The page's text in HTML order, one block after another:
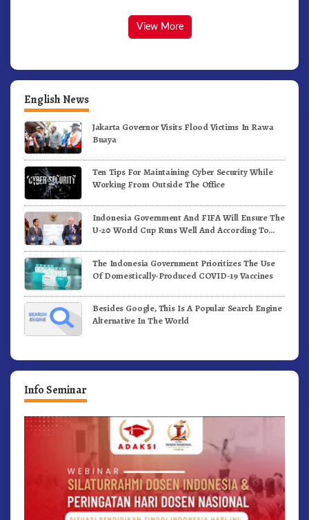
View More
English News
Jakarta Governor Visits Flood Victims In Rawa
Buaya
Ten Tips For Maintaining Cyber Security While
Working From Outside The Office
Indonesia Government And FIFA Will Ensure The
U-20 World Cup Runs Well And According To
The Indonesia Government Prioritizes The Use
Of Domestically-Produced COVID-19 Vaccines
Besides Google, This Is A Popular Search Engine
Alternative In The World
Info Seminar